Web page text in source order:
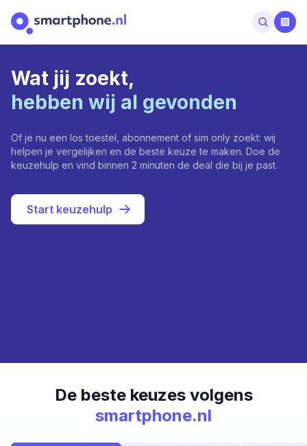
Wat jij zoekt,
hebben wij al gevonden
Of je nu een los toestel, abonnement of sim only zoekt: wij
helpen je vergelijken en de beste keuze te maken. Doe de
keuzehulp en vind binnen 2 minuten de deal die bij je past.
Start keuzehulp
De beste keuzes volgens
smartphone.nl